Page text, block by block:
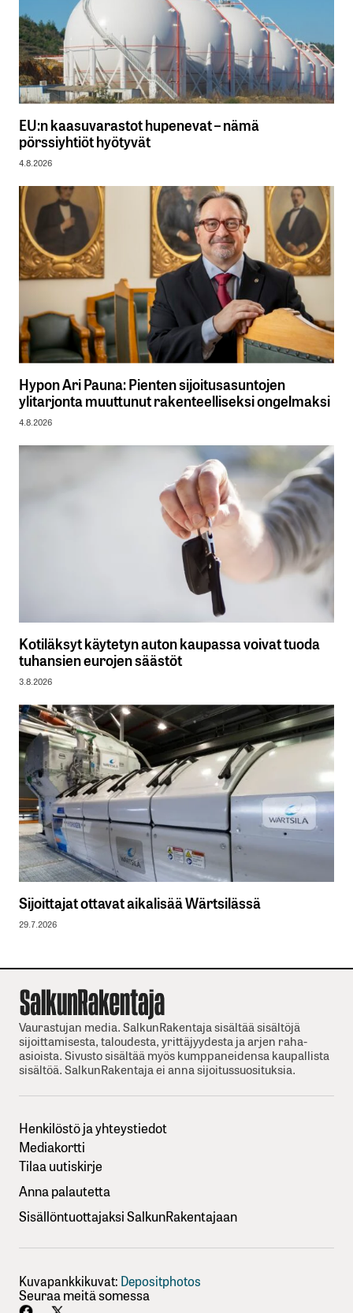
EU:n kaasuvarastot hupenevat – nämä
pörssiyhtiöt hyötyvät
4.8.2026
Hypon Ari Pauna: Pienten sijoitusasuntojen
ylitarjonta muuttunut rakenteelliseksi ongelmaksi
4.8.2026
Kotiläksyt käytetyn auton kaupassa voivat tuoda
tuhansien eurojen säästöt
3.8.2026
Sijoittajat ottavat aikalisää Wärtsilässä
29.7.2026
Vaurastujan media. SalkunRakentaja sisältää sisältöjä
sijoittamisesta, taloudesta, yrittäjyydesta ja arjen raha-
asioista. Sivusto sisältää myös kumppaneidensa kaupallista
sisältöä. SalkunRakentaja ei anna sijoitussuosituksia.
Henkilöstö ja yhteystiedot
Mediakortti
Tilaa uutiskirje
Anna palautetta
Sisällöntuottajaksi SalkunRakentajaan
Kuvapankkikuvat: Depositphotos
Seuraa meitä somessa